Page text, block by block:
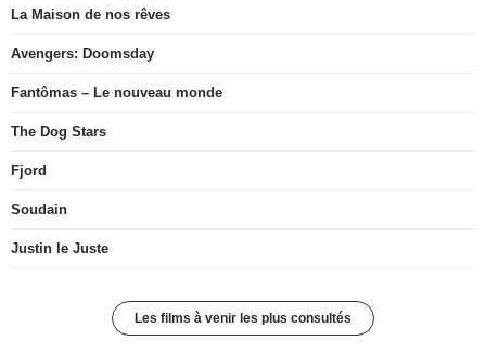
La Maison de nos rêves
Avengers: Doomsday
Fantômas – Le nouveau monde
The Dog Stars
Fjord
Soudain
Justin le Juste
Les films à venir les plus consultés